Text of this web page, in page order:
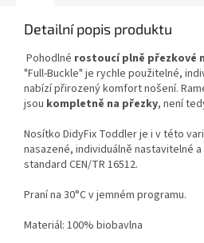
Detailní popis produktu
Pohodlné rostoucí plně přezkové
"Full-Buckle" je rychle použitelné,
nabízí přirozený komfort nošení.
jsou kompletně na přezky, není
Nosítko DidyFix Toddler je i v této
nasazené, individuálně nastavitelné
standard CEN/TR 16512.
Praní na 30°C v jemném programu.
Materiál: 100% biobavlna